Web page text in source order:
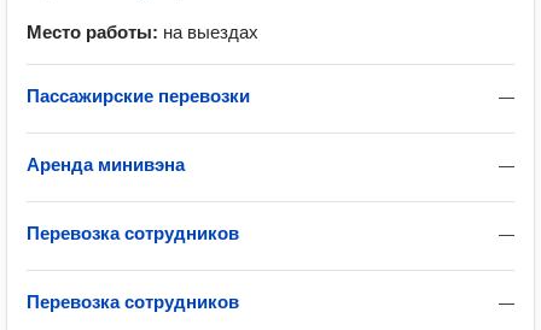
Место работы: на выездах
—
Пассажирские перевозки
—
Аренда минивэна
—
Перевозка сотрудников
—
Перевозка сотрудников